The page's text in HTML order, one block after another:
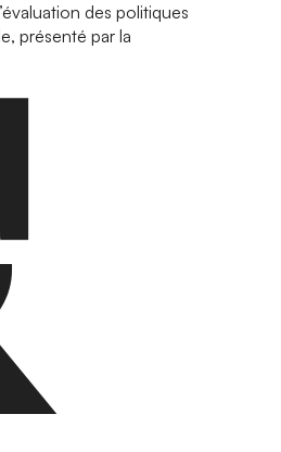
des politiques
présenté par la